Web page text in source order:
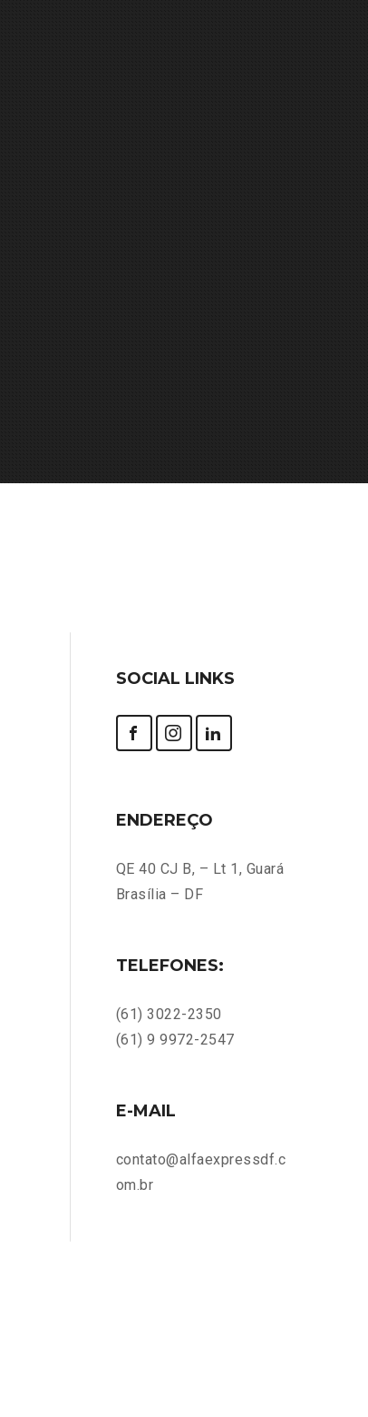
SOCIAL LINKS
ENDEREÇO
QE 40 CJ B, – Lt 1, Guará
Brasília – DF
TELEFONES:
(61) 3022-2350
(61) 9 9972-2547
E-MAIL
contato@alfaexpressdf.c
om.br